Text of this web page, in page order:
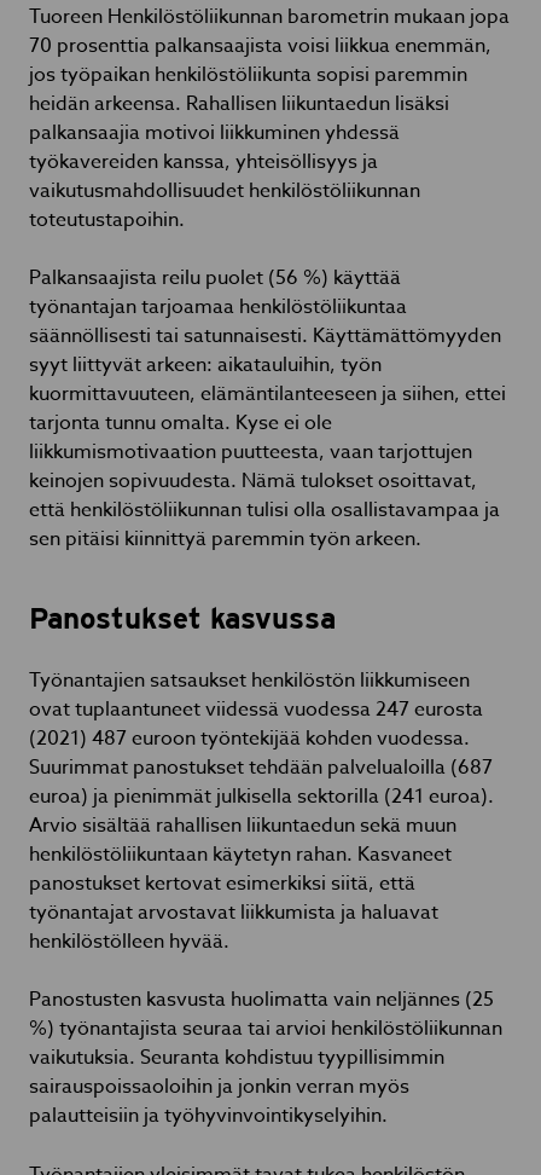
Tuoreen Henkilöstöliikunnan barometrin mukaan jopa
70 prosenttia palkansaajista voisi liikkua enemmän,
jos työpaikan henkilöstöliikunta sopisi paremmin
heidän arkeensa. Rahallisen liikuntaedun lisäksi
palkansaajia motivoi liikkuminen yhdessä
työkavereiden kanssa, yhteisöllisyys ja
vaikutusmahdollisuudet henkilöstöliikunnan
toteutustapoihin.
Palkansaajista reilu puolet (56 %) käyttää
työnantajan tarjoamaa henkilöstöliikuntaa
säännöllisesti tai satunnaisesti. Käyttämättömyyden
syyt liittyvät arkeen: aikatauluihin, työn
kuormittavuuteen, elämäntilanteeseen ja siihen, ettei
tarjonta tunnu omalta. Kyse ei ole
liikkumismotivaation puutteesta, vaan tarjottujen
keinojen sopivuudesta. Nämä tulokset osoittavat,
että henkilöstöliikunnan tulisi olla osallistavampaa ja
sen pitäisi kiinnittyä paremmin työn arkeen.
Panostukset kasvussa
Työnantajien satsaukset henkilöstön liikkumiseen
ovat tuplaantuneet viidessä vuodessa 247 eurosta
(2021) 487 euroon työntekijää kohden vuodessa.
Suurimmat panostukset tehdään palvelualoilla (687
euroa) ja pienimmät julkisella sektorilla (241 euroa).
Arvio sisältää rahallisen liikuntaedun sekä muun
henkilöstöliikuntaan käytetyn rahan. Kasvaneet
panostukset kertovat esimerkiksi siitä, että
työnantajat arvostavat liikkumista ja haluavat
henkilöstölleen hyvää.
Panostusten kasvusta huolimatta vain neljännes (25
%) työnantajista seuraa tai arvioi henkilöstöliikunnan
vaikutuksia. Seuranta kohdistuu tyypillisimmin
sairauspoissaoloihin ja jonkin verran myös
palautteisiin ja työhyvinvointikyselyihin.